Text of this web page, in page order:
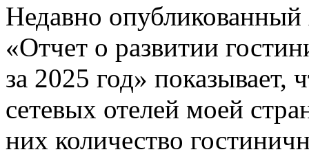
Недавно
«Отчет о развитии
за 2025 год»
сетевых отелей моей
них количество